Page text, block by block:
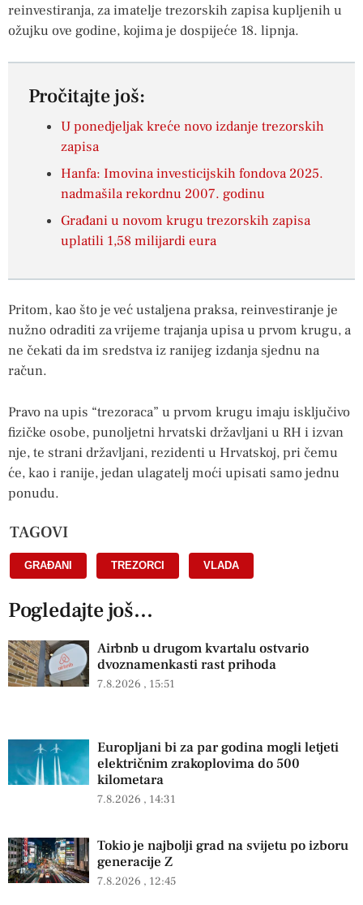
reinvestiranja, za imatelje trezorskih zapisa kupljenih u
ožujku ove godine, kojima je dospijeće 18. lipnja.
Pročitajte još:
U ponedjeljak kreće novo izdanje trezorskih
zapisa
Hanfa: Imovina investicijskih fondova 2025.
nadmašila rekordnu 2007. godinu
Građani u novom krugu trezorskih zapisa
uplatili 1,58 milijardi eura
Pritom, kao što je već ustaljena praksa, reinvestiranje je
nužno odraditi za vrijeme trajanja upisa u prvom krugu, a
ne čekati da im sredstva iz ranijeg izdanja sjednu na
račun.
Pravo na upis “trezoraca” u prvom krugu imaju isključivo
fizičke osobe, punoljetni hrvatski državljani u RH i izvan
nje, te strani državljani, rezidenti u Hrvatskoj, pri čemu
će, kao i ranije, jedan ulagatelj moći upisati samo jednu
ponudu.
TAGOVI
GRAĐANI TREZORCI VLADA
Pogledajte još...
Airbnb u drugom kvartalu ostvario
dvoznamenkasti rast prihoda
7.8.2026 15:51
Europljani bi za par godina mogli letjeti
električnim zrakoplovima do 500
kilometara
7.8.2026 14:31
Tokio je najbolji grad na svijetu po izboru
generacije Z
7.8.2026 12:45